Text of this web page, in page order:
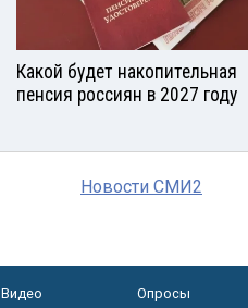
Какой будет накопительная
пенсия россиян в 2027 году
Новости СМИ2
Видео Опросы